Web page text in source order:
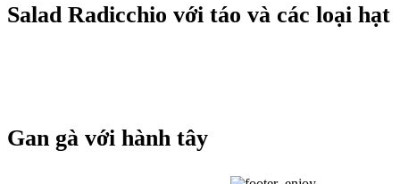
Salad Radicchio với táo và các loại hạt
Gan gà với hành tây